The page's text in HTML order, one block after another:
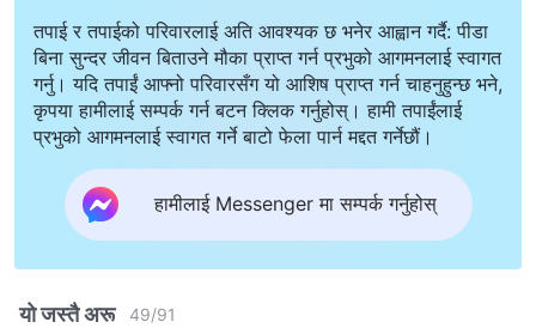
तपाई र तपाईको परिवारलाई अति आवश्यक छ भनेर आह्वान गर्दै: पीडा
बिना सुन्दर जीवन बिताउने मौका प्राप्त गर्न प्रभुको आगमनलाई स्वागत
गर्नु। यदि तपाईं आफ्नो परिवारसँग यो आशिष प्राप्त गर्न चाहनुहुन्छ भने,
कृपया हामीलाई सम्पर्क गर्न बटन क्लिक गर्नुहोस्। हामी तपाईंलाई
प्रभुको आगमनलाई स्वागत गर्ने बाटो फेला पार्न मद्दत गर्नेछौं।
हामीलाई Messenger मा सम्पर्क गर्नुहोस्
यो जस्तै अरू 49/91